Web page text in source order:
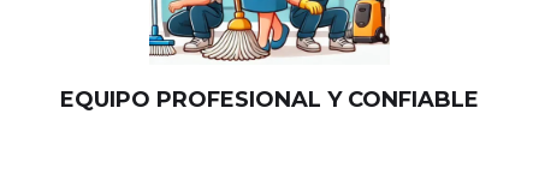
EQUIPO PROFESIONAL Y CONFIABLE